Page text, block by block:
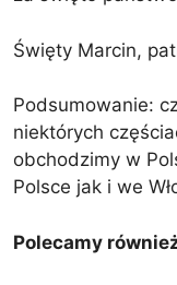
Święty Marcin,
Podsumowanie:
niektórych
obchodzimy w
Polsce jak i we
Polecamy